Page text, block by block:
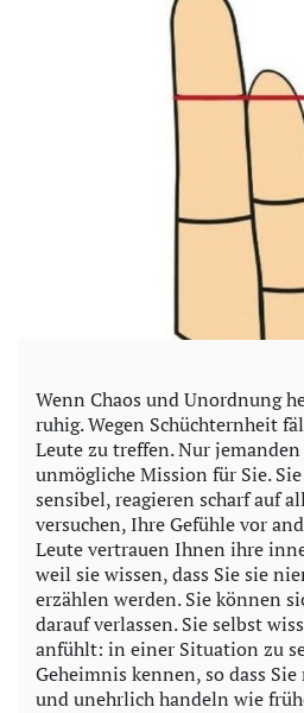
Wenn Chaos und Unordnung
ruhig. Wegen Schüchternheit
Leute zu treffen. Nur
unmögliche Mission für Sie.
sensibel, reagieren scharf auf
versuchen, Ihre Gefühle vor
Leute vertrauen Ihnen ihre
weil sie wissen, dass Sie sie
erzählen werden. Sie können
darauf verlassen. Sie selbst
anfühlt: in einer Situation zu
Geheimnis kennen, so dass
und unehrlich handeln wie